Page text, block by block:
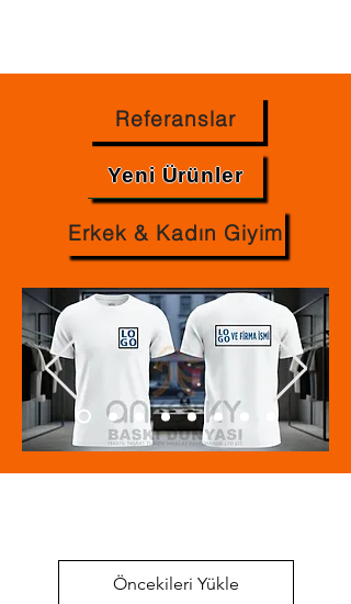
Referanslar
Yeni Ürünler
Erkek & Kadın Giyim
Öncekileri Yükle